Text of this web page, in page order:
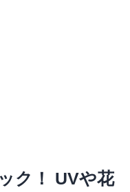
ク！ UVや花